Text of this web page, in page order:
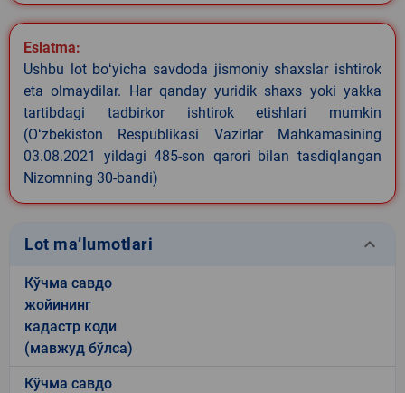
Eslatma:
Ushbu lot boʻyicha savdoda jismoniy shaxslar ishtirok
eta olmaydilar. Har qanday yuridik shaxs yoki yakka
tartibdagi tadbirkor ishtirok etishlari mumkin
(Oʻzbekiston Respublikasi Vazirlar Mahkamasining
03.08.2021 yildagi 485-son qarori bilan tasdiqlangan
Nizomning 30-bandi)
Lot ma’lumotlari keyboard_arrow_down
Кўчма савдо
жойининг
кадастр коди
(мавжуд бўлса)
Кўчма савдо